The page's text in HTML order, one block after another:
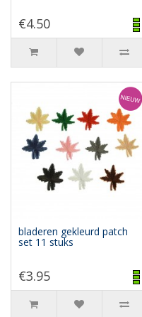
€4.50
bladeren gekleurd patch
set 11 stuks
€3.95